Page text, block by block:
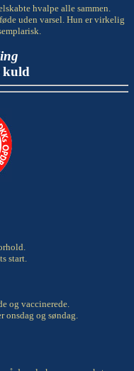
hvalpe alle sammen.
uden varsel. Hun er virkelig
kuld
start.
og vaccinerede.
og søndag.